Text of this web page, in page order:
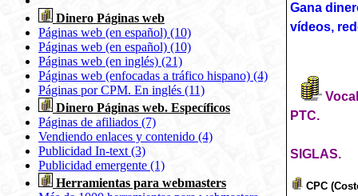
Dinero Páginas web
Páginas web (en español) (10)
Páginas web (en español) (10)
Páginas web (en inglés) (21)
Páginas web (enfocadas a tráfico hispano) (4)
Páginas por CPM. En inglés (11)
Dinero Páginas web. Específicos
Páginas de afiliados (7)
Vendiendo enlaces y contenido (4)
Publicidad In-text (3)
Publicidad emergente (1)
Herramientas para webmasters
Gana
vídeos,
PTC.
SIGLAS.
CPC